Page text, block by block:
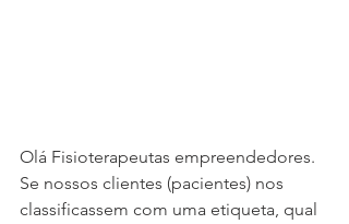
Olá Fisioterapeutas empreendedores.
Se nossos clientes (pacientes) nos
classificassem com uma etiqueta, qual